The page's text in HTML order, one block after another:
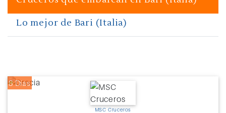
Lo mejor de Bari (Italia)
8 Días
MSC Cruceros